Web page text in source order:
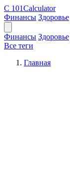
C 101Calculator
Финансы Здоровье
Финансы Здоровье
Все теги
Главная